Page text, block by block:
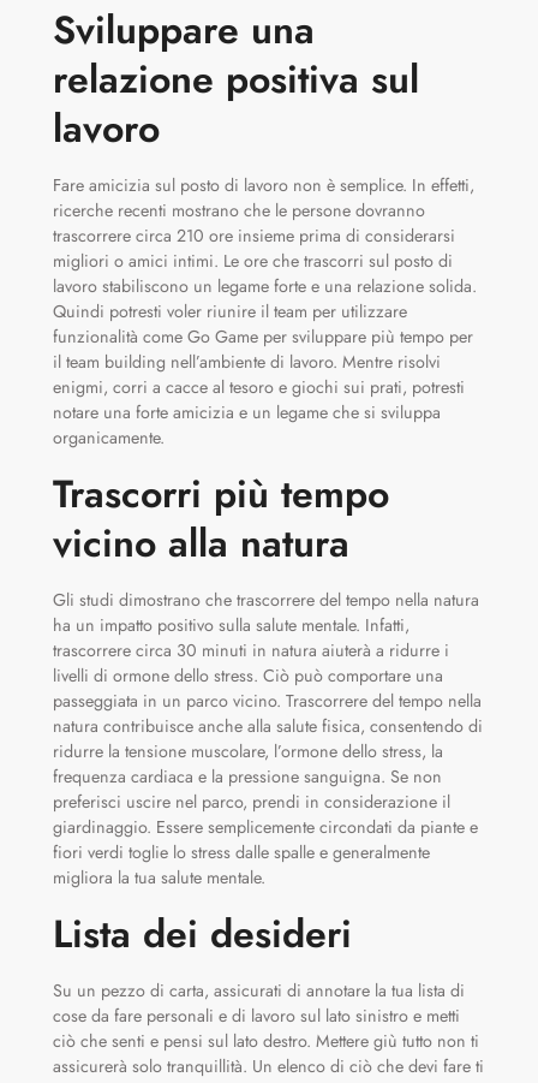
Sviluppare una
relazione positiva sul
lavoro
Fare amicizia sul posto di lavoro non è semplice. In effetti,
ricerche recenti mostrano che le persone dovranno
trascorrere circa 210 ore insieme prima di considerarsi
migliori o amici intimi. Le ore che trascorri sul posto di
lavoro stabiliscono un legame forte e una relazione solida.
Quindi potresti voler riunire il team per utilizzare
funzionalità come Go Game per sviluppare più tempo per
il team building nell’ambiente di lavoro. Mentre risolvi
enigmi, corri a cacce al tesoro e giochi sui prati, potresti
notare una forte amicizia e un legame che si sviluppa
organicamente.
Trascorri più tempo
vicino alla natura
Gli studi dimostrano che trascorrere del tempo nella natura
ha un impatto positivo sulla salute mentale. Infatti,
trascorrere circa 30 minuti in natura aiuterà a ridurre i
livelli di ormone dello stress. Ciò può comportare una
passeggiata in un parco vicino. Trascorrere del tempo nella
natura contribuisce anche alla salute fisica, consentendo di
ridurre la tensione muscolare, l’ormone dello stress, la
frequenza cardiaca e la pressione sanguigna. Se non
preferisci uscire nel parco, prendi in considerazione il
giardinaggio. Essere semplicemente circondati da piante e
fiori verdi toglie lo stress dalle spalle e generalmente
migliora la tua salute mentale.
Lista dei desideri
Su un pezzo di carta, assicurati di annotare la tua lista di
cose da fare personali e di lavoro sul lato sinistro e metti
ciò che senti e pensi sul lato destro. Mettere giù tutto non ti
assicurerà solo tranquillità. Un elenco di ciò che devi fare ti